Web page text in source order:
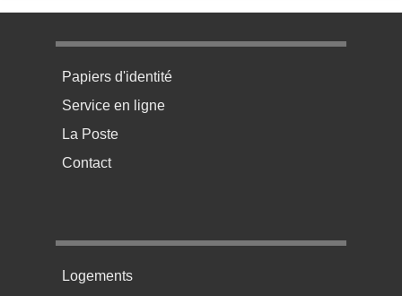
Menu pratique bas de page 1
Papiers d'identité
Service en ligne
La Poste
Contact
Menu pratique bas de page 2
Logements